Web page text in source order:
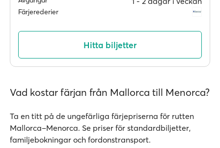
Färjerederier
Hitta biljetter
Vad kostar färjan från Mallorca till Menorca?
Ta en titt på de ungefärliga färjepriserna för rutten
Mallorca–Menorca. Se priser för standardbiljetter,
familjebokningar och fordonstransport.